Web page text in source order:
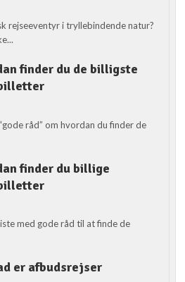
rejseeventyr i tryllebindende natur?
finder du de billigste
råd” om hvordan du finder de
finder du billige
med gode råd til at finde de
er afbudsrejser